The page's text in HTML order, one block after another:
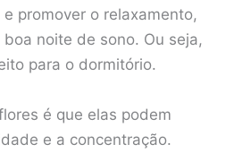
promover o relaxamento,
noite de sono. Ou seja,
para o dormitório.
é que elas podem
e a concentração.